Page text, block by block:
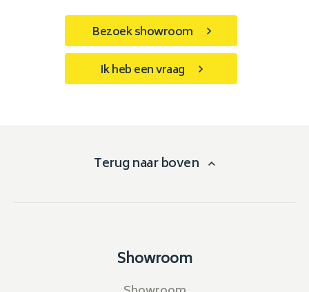
Bezoek showroom
Ik heb een vraag
Terug naar boven
Showroom